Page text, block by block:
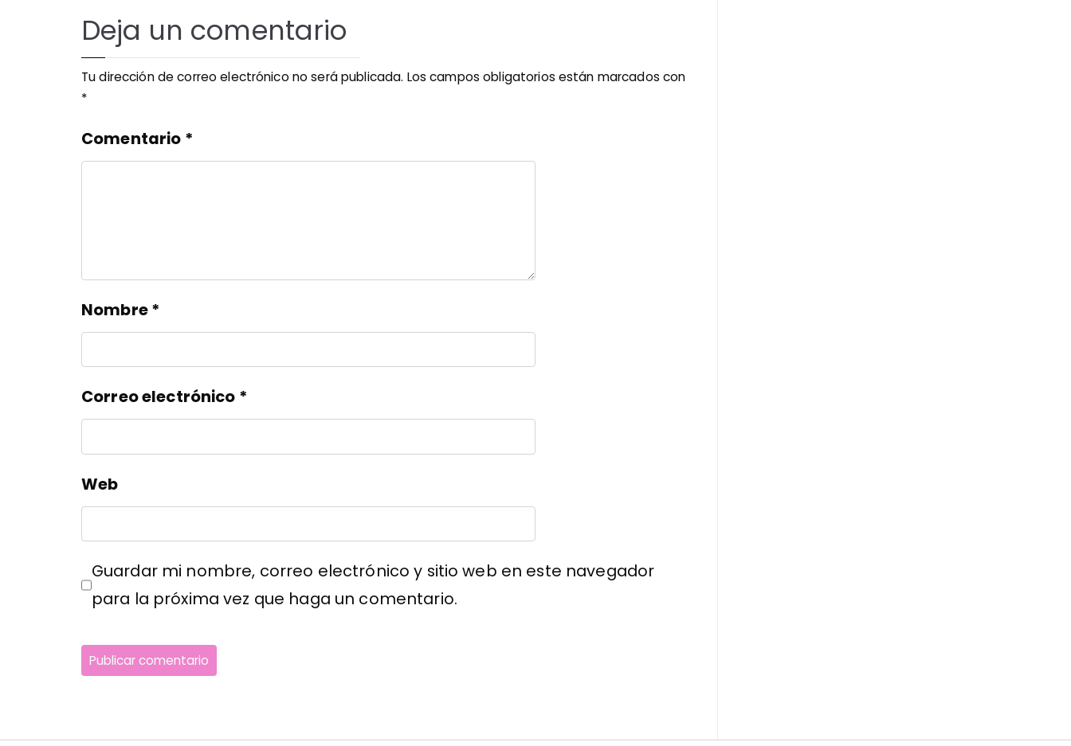
Deja un comentario
Tu dirección de correo electrónico no será publicada. Los campos obligatorios están marcados con
*
Comentario *
Nombre*
Correo electrónico *
Web
Guardar mi nombre, correo electrónico y sitio web en este navegador
para la próxima vez que haga un comentario.